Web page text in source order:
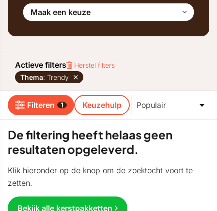
Maak een keuze
Actieve filters
Herstel filters
Thema: Trendy
Filteren 1 Keuzehulp
De filtering heeft helaas geen
resultaten opgeleverd.
Klik hieronder op de knop om de zoektocht voort te
zetten.
Bekijk alle kerstpakketten